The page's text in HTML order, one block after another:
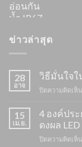
ข่าวล่าสุด
28
อาจ
วิธีมั่นใจใ
ปิดความคิดเห็น
15
เม.ย.
4 องค์ปร
ดงผล LED
ปิดความคิดเห็น